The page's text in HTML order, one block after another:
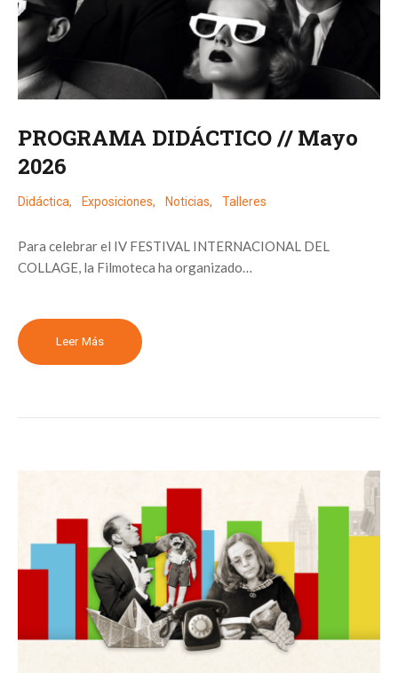
PROGRAMA DIDÁCTICO // Mayo
2026
Didáctica, Exposiciones, Noticias, Talleres
Para celebrar el IV FESTIVAL INTERNACIONAL DEL
COLLAGE, la Filmoteca ha organizado…
Leer Más